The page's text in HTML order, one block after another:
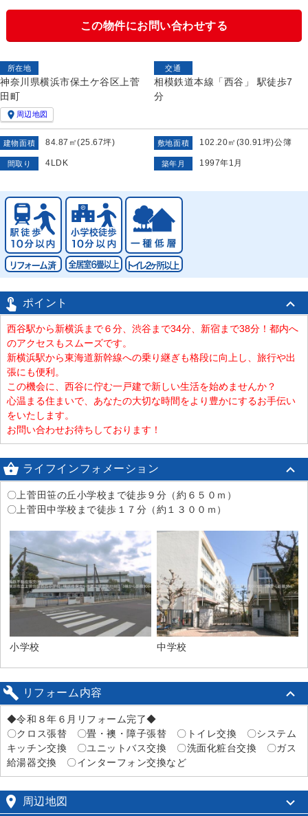
この物件にお問い合わせする
所在地
神奈川県横浜市保土ケ谷区上菅
田町
 周辺地図
交通
相模鉄道本線「西谷」 駅徒歩7
分
建物面積 84.87㎡(25.67坪) 敷地面積 102.20㎡(30.91坪)公簿
間取り 4LDK 築年月 1997年1月
 ポイント
西谷駅から新横浜まで６分、渋谷まで34分、新宿まで38分！都内へ
のアクセスもスムーズです。
新横浜駅から東海道新幹線への乗り継ぎも格段に向上し、旅行や出
張にも便利。
この機会に、西谷に佇む一戸建で新しい生活を始めませんか？
心温まる住まいで、あなたの大切な時間をより豊かにするお手伝い
をいたします。
お問い合わせお待ちしております！
 ライフインフォメーション
〇上菅田笹の丘小学校まで徒歩９分（約６５０ｍ）
〇上菅田中学校まで徒歩１７分（約１３００ｍ）
小学校 中学校
 リフォーム内容
◆令和８年６月リフォーム完了◆
〇クロス張替 〇畳・襖・障子張替 〇トイレ交換 〇システム
キッチン交換 〇ユニットバス交換 〇洗面化粧台交換 〇ガス
給湯器交換 〇インターフォン交換など
 周辺地図